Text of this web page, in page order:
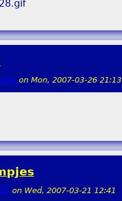
on Mon, 2007-03-26 21:13
on Wed, 2007-03-21 12:41